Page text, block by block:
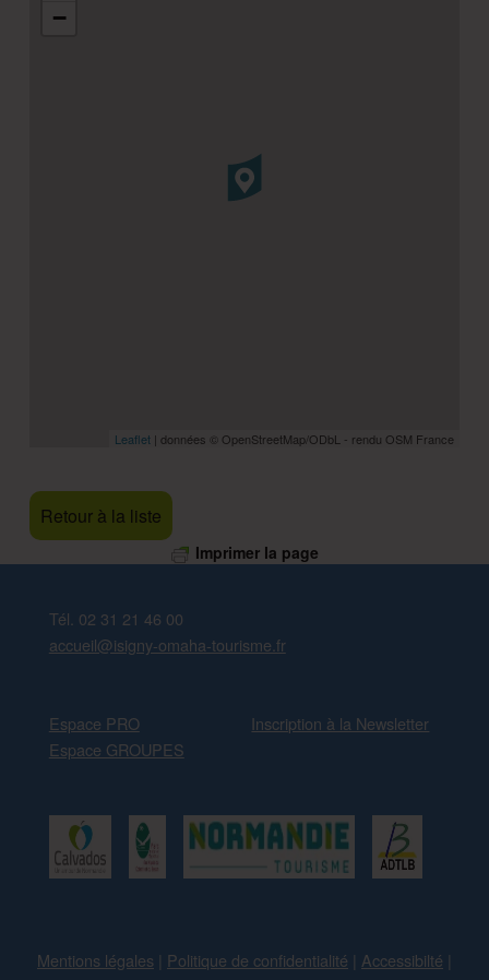
−
Leaflet | données © OpenStreetMap/ODbL - rendu OSM France
Retour à la liste
Imprimer la page
Skip back to main navigation
Tél. 02 31 21 46 00
accueil@isigny-omaha-tourisme.fr
Espace PRO
Espace GROUPES
Inscription à la Newsletter
Mentions légales | Politique de confidentialité | Accessibilté |